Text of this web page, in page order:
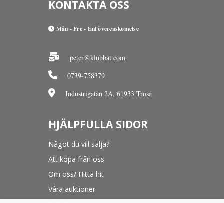
KONTAKTA OSS
Mån - Fre - Enl överenskomelse
peter@klubbat.com
0739-758379
Industrigatan 2A, 61933 Trosa
HJÄLPFULLA SIDOR
Något du vill sälja?
Att köpa från oss
Om oss/ Hitta hit
Våra auktioner